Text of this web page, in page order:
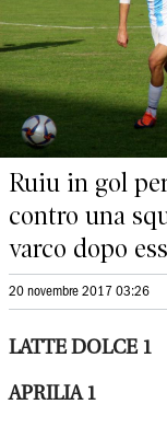
Ruiu in gol
contro una
varco dopo
20 novembre 2017 03:26
LATTE DOLCE 1
APRILIA 1